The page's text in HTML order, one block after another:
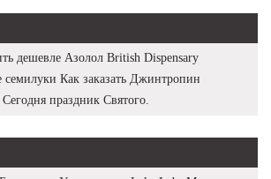
дешевле Азолол British Dispensary
Как заказать Джинтропин
праздник Святого.